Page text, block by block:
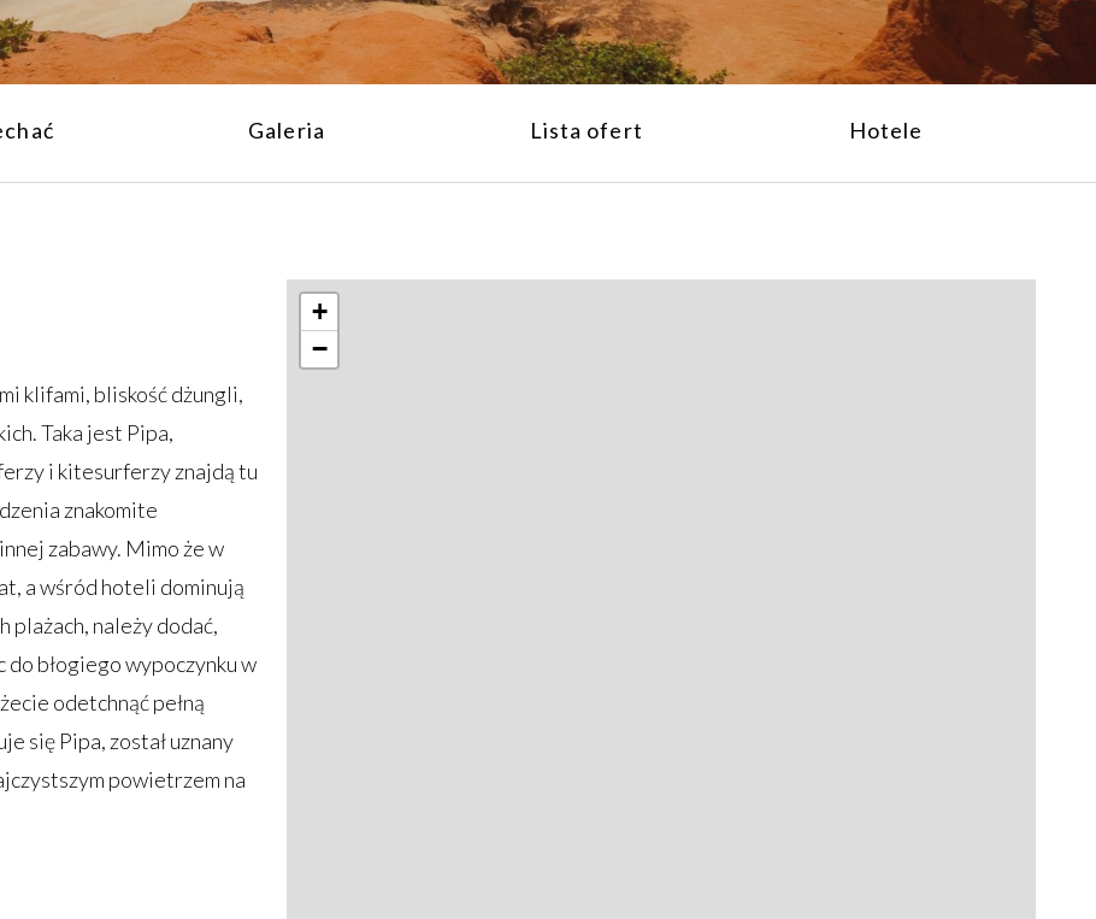
Galeria Lista ofert Hotele
klifami, bliskość dżungli,
Taka jest Pipa,
i kitesurferzy znajdą tu
znakomite
zabawy. Mimo że w
a wśród hoteli dominują
plażach, należy dodać,
błogiego wypoczynku w
odetchnąć pełną
się Pipa, został uznany
powietrzem na
+
−